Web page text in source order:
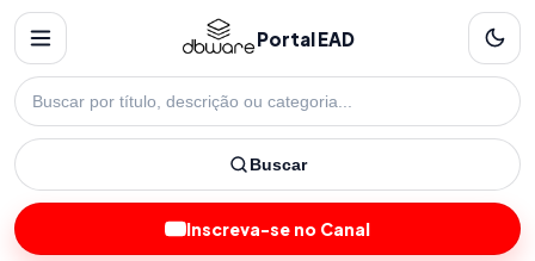
Portal EAD
Buscar
Inscreva-se no Canal